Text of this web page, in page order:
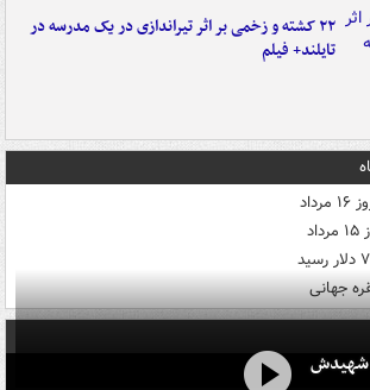
۲۲ کشته و زخمی بر اثر تیراندازی در یک مدرسه در
تایلند+ فیلم
جهانی
شهیدش